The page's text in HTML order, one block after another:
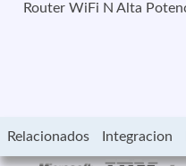
Router WiFi N Alta
Relacionados Integracion